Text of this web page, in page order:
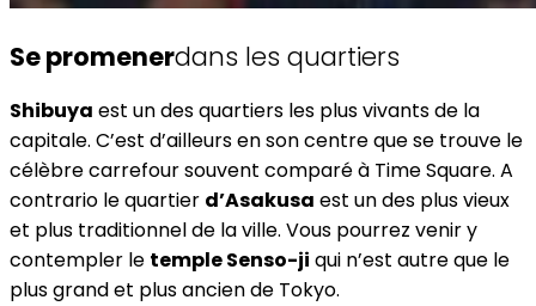
Se promenerdans les quartiers
Shibuya est un des quartiers les plus vivants de la
capitale. C’est d’ailleurs en son centre que se trouve le
célèbre carrefour souvent comparé à Time Square. A
contrario le quartier d’Asakusa est un des plus vieux
et plus traditionnel de la ville. Vous pourrez venir y
contempler le temple Senso-ji qui n’est autre que le
plus grand et plus ancien de Tokyo.